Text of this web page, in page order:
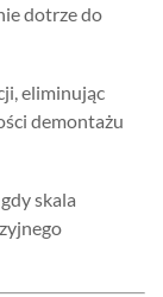
dotrze do
eliminując
demontażu
skala